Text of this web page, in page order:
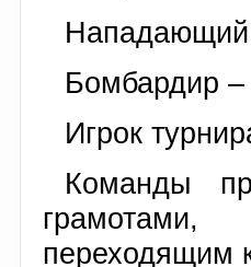
Бомбардир –
Игрок
Команды
грамотами,
переходящим